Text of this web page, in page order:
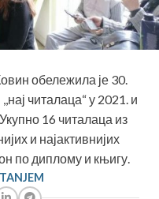
обележила је 30.
читалаца“ у 2021. и
16 читалаца из
и најактивнијих
по диплому и књигу.